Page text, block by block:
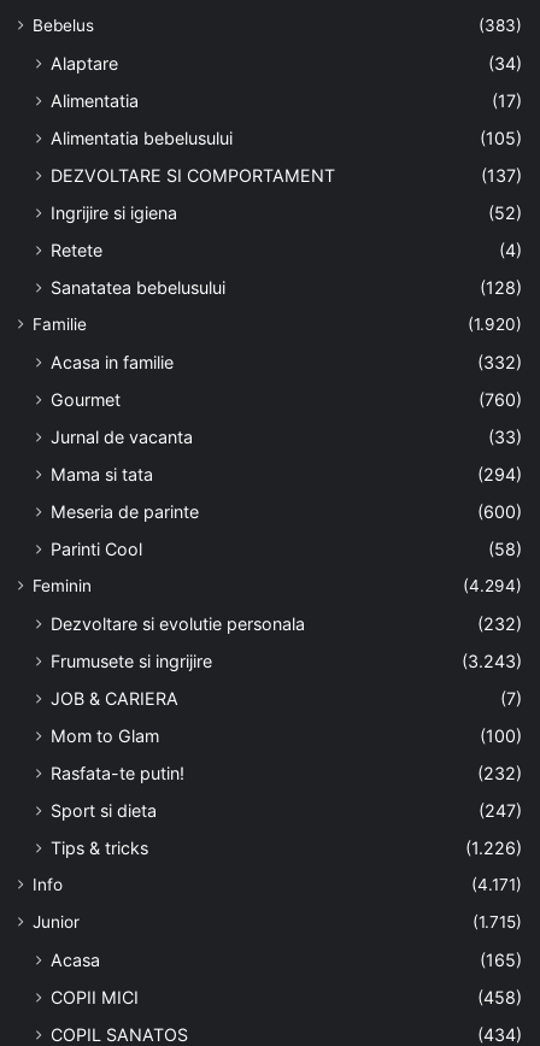
Bebelus (383)
Alaptare
(34)
Alimentatia
(17)
Alimentatia bebelusului
(105)
DEZVOLTARE SI COMPORTAMENT
(137)
Ingrijire si igiena
(52)
Retete
(4)
Sanatatea bebelusului
(128)
Familie (1.920)
Acasa in familie
(332)
Gourmet
(760)
Jurnal de vacanta
(33)
Mama si tata
(294)
Meseria de parinte
(600)
Parinti Cool
(58)
Feminin (4.294)
Dezvoltare si evolutie personala
(232)
Frumusete si ingrijire
(3.243)
JOB & CARIERA
(7)
Mom to Glam
(100)
Rasfata-te putin!
(232)
Sport si dieta
(247)
Tips & tricks
(1.226)
Info
(4.171)
Junior
(1.715)
Acasa
(165)
COPII MICI
(458)
COPIL SANATOS
(434)